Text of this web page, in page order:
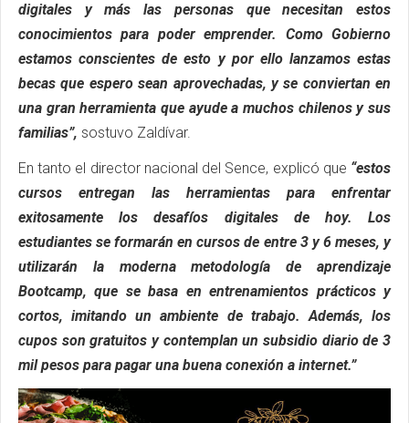
digitales y más las personas que necesitan estos
conocimientos para poder emprender. Como Gobierno
estamos conscientes de esto y por ello lanzamos estas
becas que espero sean aprovechadas, y se conviertan en
una gran herramienta que ayude a muchos chilenos y sus
familias”, sostuvo Zaldívar.
En tanto el director nacional del Sence, explicó que “estos
cursos entregan las herramientas para enfrentar
exitosamente los desafíos digitales de hoy. Los
estudiantes se formarán en cursos de entre 3 y 6 meses, y
utilizarán la moderna metodología de aprendizaje
Bootcamp, que se basa en entrenamientos prácticos y
cortos, imitando un ambiente de trabajo. Además, los
cupos son gratuitos y contemplan un subsidio diario de 3
mil pesos para pagar una buena conexión a internet.”